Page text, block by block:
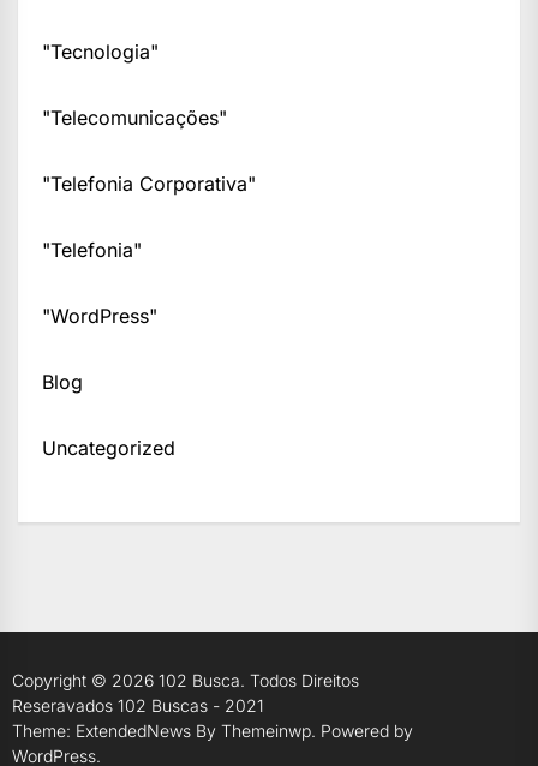
"Tecnologia"
"Telecomunicações"
"Telefonia Corporativa"
"Telefonia"
"WordPress"
Blog
Uncategorized
Copyright © 2026 102 Busca. Todos Direitos
Reseravados 102 Buscas - 2021
Theme: ExtendedNews By Themeinwp. Powered by
WordPress.